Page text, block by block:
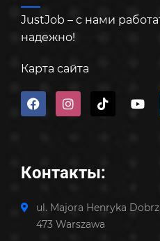
JustJob – с нами
надежно!
Карта сайта
Контакты:
ul. Majora Henryka
473 Warszawa